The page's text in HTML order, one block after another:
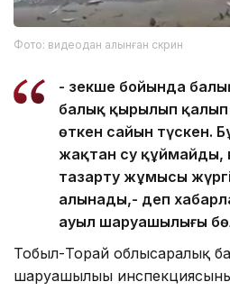
Фото: видеодан алынған скрин
- Өзекше бойында
балық қырылып қалып
өткен сайын түскен.
жақтан су құймайды,
тазарту жұмысы
алынады,- деп
ауыл шаруашылығы
Тобыл-Торғай облысаралық
шаруашылығы